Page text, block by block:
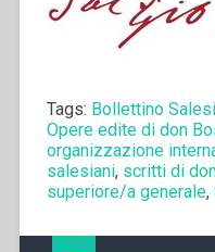
Tags: Bollettino
Opere edite di don
organizzazione
salesiani, scritti di
superiore/a generale,